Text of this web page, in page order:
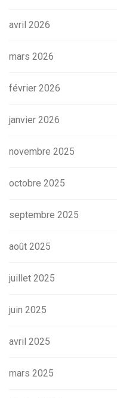
avril 2026
mars 2026
février 2026
janvier 2026
novembre 2025
octobre 2025
septembre 2025
août 2025
juillet 2025
juin 2025
avril 2025
mars 2025